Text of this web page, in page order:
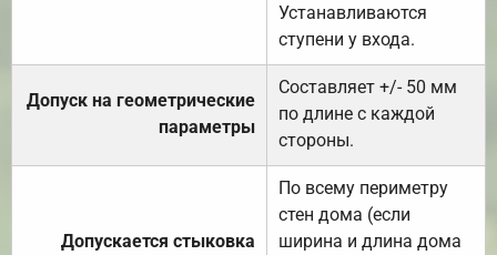
Устанавливаются
ступени у входа.
Допуск на геометрические
параметры
Составляет +/- 50 мм
по длине с каждой
стороны.
Допускается стыковка
По всему периметру
стен дома (если
ширина и длина дома